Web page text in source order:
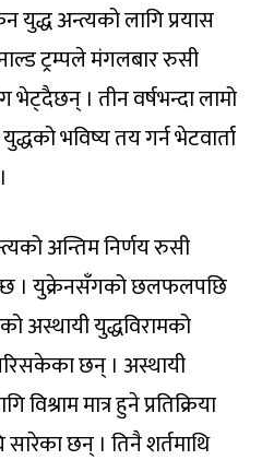
युद्ध अन्त्यको लागि प्रयास
ट्रम्पले मंगलबार रुसी
भेट्दैछन् । तीन वर्षभन्दा लामो
भविष्य तय गर्न भेटवार्ता
अन्तिम निर्णय रुसी
। युक्रेनसँगको छलफलपछि
अस्थायी युद्धविरामको
छन् । अस्थायी
विश्राम मात्र हुने प्रतिक्रिया
छन् । तिनै शर्तमाथि